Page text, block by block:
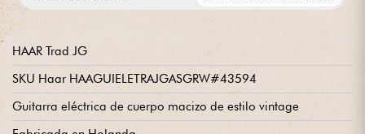
HAAR Trad JG
SKU Haar HAAGUIELETRAJGASGRW#43594
Guitarra eléctrica de cuerpo macizo de estilo vintage